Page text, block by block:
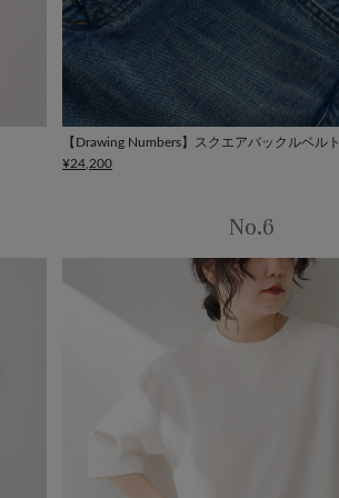
【Drawing Numbers】スクエアバックルベルト
¥24,200
No.6